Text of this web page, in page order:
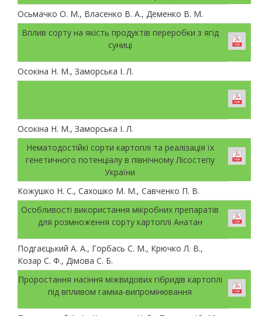
Осьмачко О. М., Власенко В. А., Деменко В. М.
Вплив сорту на якість продуктів переробки з ягід
суниці
Осокіна Н. М., Заморська І. Л.
Осокіна Н. М., Заморська І. Л.
Нематодостійкі сорти картоплі та реалізація їх
генетичного потенціалу в північному Лісостепу
України
Кожушко Н. С., Сахошко М. М., Савченко П. В.
Особливості використання мікробних препаратів
для розмноження сорту картоплі Анатан
Подгаєцький А. А., Горбась С. М., Крючко Л. В.,
Козар С. Ф., Дімова С. Б.
Проростання насіння міжвидових гібридів картоплі
під впливом гамма-випромінювання